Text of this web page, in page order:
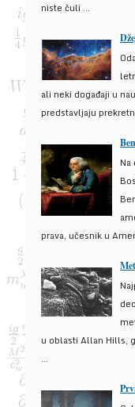
niste čuli ...
ali neki događaji u
predstavljaju
prava, učesnik u
u oblasti Allan Hills,
...